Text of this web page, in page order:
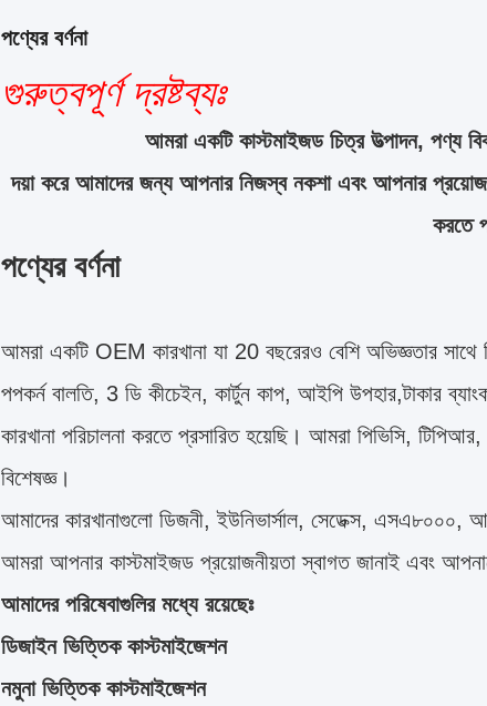
পণ্যের বর্ণনা
গুরুত্বপূর্ণ দ্রষ্টব্যঃ
আমরা একটি কাস্টমাইজড চিত্র উত্পাদন, পণ্য
দয়া করে আমাদের জন্য আপনার নিজস্ব নকশা এবং আপনার
করতে
পণ্যের বর্ণনা
আমরা একটি OEM কারখানা যা 20 বছরেরও বেশি অভিজ্ঞতার সাথে
পপকর্ন বালতি, 3 ডি কীচেইন, কার্টুন কাপ, আইপি উপহার,টাকার
কারখানা পরিচালনা করতে প্রসারিত হয়েছি। আমরা পিভিসি,
বিশেষজ্ঞ।
আমাদের কারখানাগুলো ডিজনী, ইউনিভার্সাল, সেডেক্স,
আমরা আপনার কাস্টমাইজড প্রয়োজনীয়তা স্বাগত জানাই এবং
আমাদের পরিষেবাগুলির মধ্যে রয়েছেঃ
ডিজাইন ভিত্তিক কাস্টমাইজেশন
নমুনা ভিত্তিক কাস্টমাইজেশন